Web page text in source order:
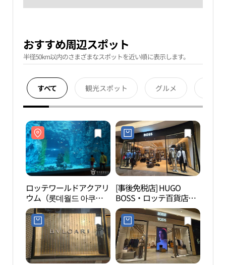
おすすめ周辺スポット
半径50km以内のさまざまなスポットを近い順に表示します。
すべて 観光スポット グルメ
ロッテワールドアクアリ
ウム（롯데월드 아쿠아
리움）
[事後免税店] HUGO
BOSS・ロッテ百貨店チ
ャムシル（蚕室）
AVENUEL（アヴェニュ
エル）店(휴고보스 롯데
백화점 잠실 에비뉴엘점)